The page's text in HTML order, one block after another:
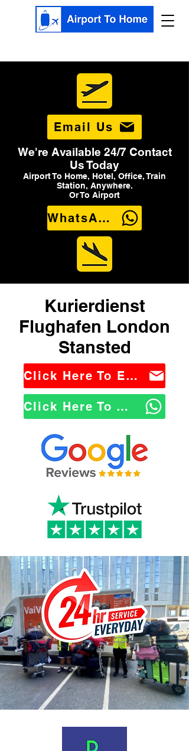
Email Us
We're Available 24/7 Contact
Us Today
Airport To Home, Hotel, Office, Train
Station, Anywhere.
Or To Airport
WhatsApp Us
Kurierdienst
Flughafen London
Stansted
Click Here To Email Us
Click Here To WhatsApp Us